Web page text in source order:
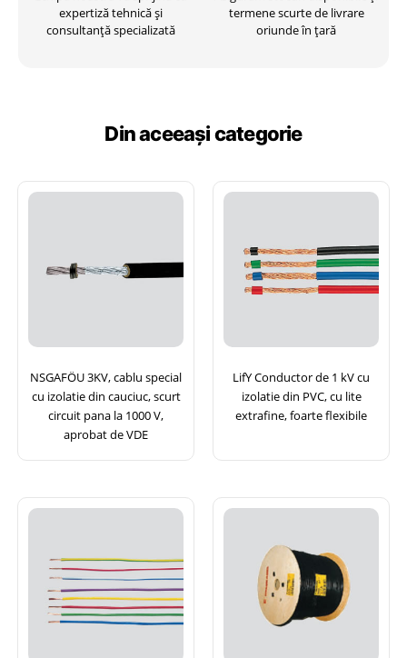
expertiză tehnică și
consultanță specializată
termene scurte de livrare
oriunde în țară
Din aceeași categorie
NSGAFÖU 3KV, cablu special
cu izolatie din cauciuc, scurt
circuit pana la 1000 V,
aprobat de VDE
LifY Conductor de 1 kV cu
izolatie din PVC, cu lite
extrafine, foarte flexibile